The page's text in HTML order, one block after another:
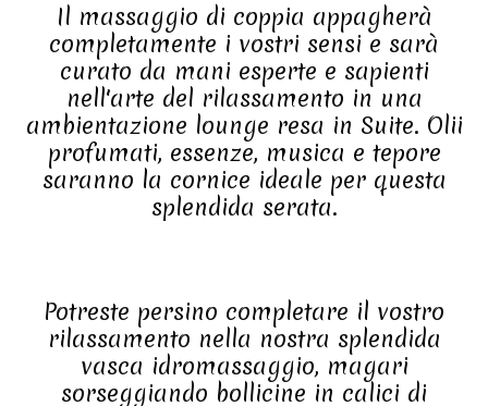
Il massaggio di coppia appagherà
completamente i vostri sensi e sarà
curato da mani esperte e sapienti
nell'arte del rilassamento in una
ambientazione lounge resa in Suite. Olii
profumati, essenze, musica e tepore
saranno la cornice ideale per questa
splendida serata.
Potreste persino completare il vostro
rilassamento nella nostra splendida
vasca idromassaggio, magari
sorseggiando bollicine in calici di